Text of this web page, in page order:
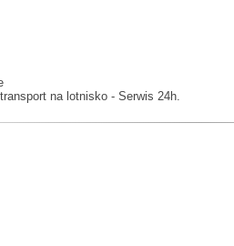
na lotnisko - Serwis 24h.